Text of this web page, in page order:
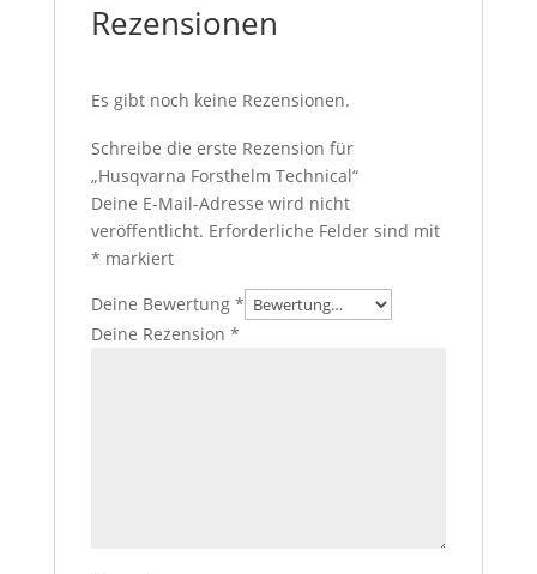
Rezensionen
Es gibt noch keine Rezensionen.
Schreibe die erste Rezension für
„Husqvarna Forsthelm Technical“
Deine E-Mail-Adresse wird nicht
veröffentlicht. Erforderliche Felder sind mit
* markiert
Deine Bewertung *
Deine Rezension *